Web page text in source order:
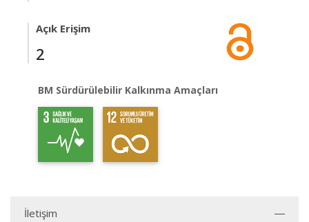
Açık Erişim
2
BM Sürdürülebilir Kalkınma Amaçları
İletişim